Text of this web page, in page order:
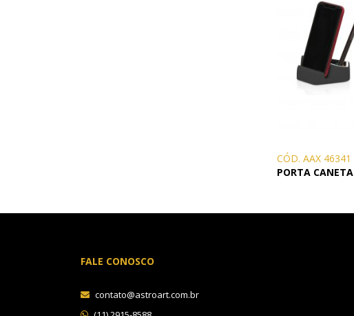
CÓD. AAX 46341
PORTA CANETA
FALE CONOSCO
contato@astroart.com.br